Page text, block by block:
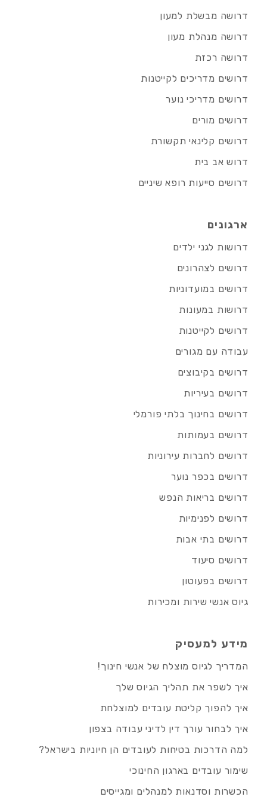
דרושה מבשלת למעון
דרושה מנהלת מעון
דרושה רכזת
דרושים מדריכים לקייטנות
דרושים מדריכי נוער
דרושים מורים
דרושים קלינאי תקשורת
דרוש אב בית
דרושים סייעות רופא שיניים
ארגונים
דרושות לגני ילדים
דרושים לצהרונים
דרושים במועדוניות
דרושות במעונות
דרושים לקייטנות
עבודה עם מגורים
דרושים בקיבוצים
דרושים בעיריות
דרושים בחינוך בלתי פורמלי
דרושים בעמותות
דרושים לחברות עירוניות
דרושים בכפר נוער
דרושים בריאות הנפש
דרושים לפנימיות
דרושים בתי אבות
דרושים סיעוד
דרושים בפעוטון
גיוס אנשי שירות ומכירות
מידע למעסיק
המדריך לגיוס מוצלח של אנשי חינוך!
איך לשפר את תהליך הגיוס שלך
איך להפוך קליטת עובדים למוצלחת
איך לבחור עורך דין לדיני עבודה בצפון
למה הדרכות בטיחות לעובדים הן חיוניות בישראל?
שימור עובדים בארגון החינוכי
הכשרות וסדנאות למנהלים ומגייסים